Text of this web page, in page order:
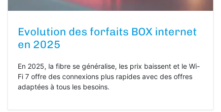
Evolution des forfaits BOX internet
en 2025
En 2025, la fibre se généralise, les prix baissent et le Wi-
Fi 7 offre des connexions plus rapides avec des offres
adaptées à tous les besoins.